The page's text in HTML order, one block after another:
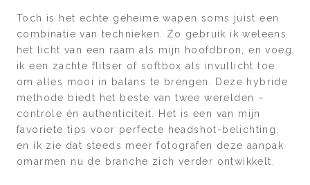
Toch is het echte geheime wapen soms juist een
combinatie van technieken. Zo gebruik ik weleens
het licht van een raam als mijn hoofdbron, en voeg
ik een zachte flitser of softbox als invullicht toe
om alles mooi in balans te brengen. Deze hybride
methode biedt het beste van twee werelden –
controle én authenticiteit. Het is een van mijn
favoriete tips voor perfecte headshot-belichting,
en ik zie dat steeds meer fotografen deze aanpak
omarmen nu de branche zich verder ontwikkelt.